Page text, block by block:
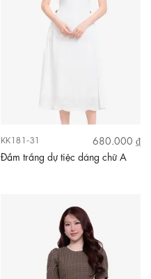
KK181-31
680.000 ₫
Đầm trắng dự tiệc dáng chữ A